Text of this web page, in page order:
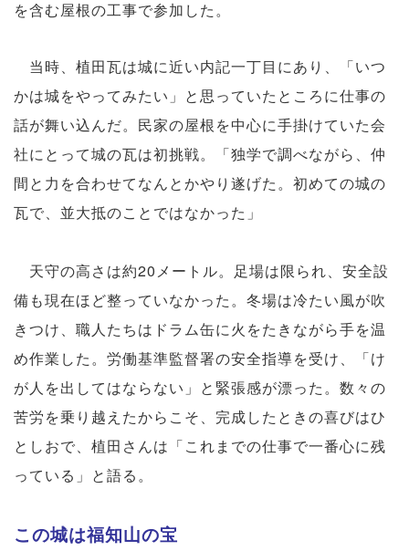
を含む屋根の工事で参加した。
当時、植田瓦は城に近い内記一丁目にあり、「いつ
かは城をやってみたい」と思っていたところに仕事の
話が舞い込んだ。民家の屋根を中心に手掛けていた会
社にとって城の瓦は初挑戦。「独学で調べながら、仲
間と力を合わせてなんとかやり遂げた。初めての城の
瓦で、並大抵のことではなかった」
天守の高さは約20メートル。足場は限られ、安全設
備も現在ほど整っていなかった。冬場は冷たい風が吹
きつけ、職人たちはドラム缶に火をたきながら手を温
め作業した。労働基準監督署の安全指導を受け、「け
が人を出してはならない」と緊張感が漂った。数々の
苦労を乗り越えたからこそ、完成したときの喜びはひ
としおで、植田さんは「これまでの仕事で一番心に残
っている」と語る。
この城は福知山の宝